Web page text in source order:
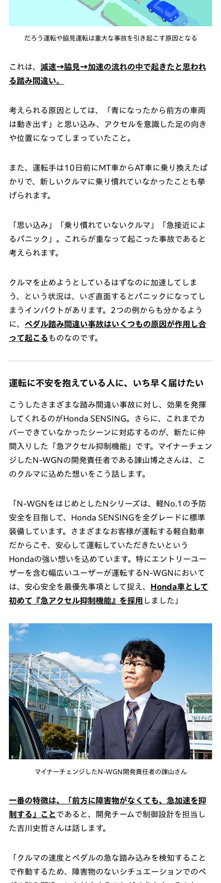
だろう運転や脇見運転は重大な事故を引き起こす原因となる
これは、 減速→脇見→加速の流れの中で起きたと思われ
る踏み間違い。
考えられる原因としては、「青になったから前方の車両
は動き出す」と思い込み、アクセルを意識した足の向き
や位置になってしまっていたこと。
また、運転手は10日前にMT車からAT車に乗り換えたば
かりで、新しいクルマに乗り慣れていなかったことも挙
げられます。
「思い込み」「乗り慣れていないクルマ」「急接近によ
るパニック」。これらが重なって起こった事故であると
考えられます。
クルマを止めようとしているはずなのに加速してしま
う、という状況は、いざ直面するとパニックになってし
まうインパクトがあります。2つの例からも分かるよう
に、 ペダル踏み間違い事故はいくつもの原因が作用し合
って起こる ものなのです。
運転に不安を抱えている人に、いち早く届けたい
こうしたさまざまな踏み間違い事故に対し、効果を発揮
してくれるのがHonda SENSING。さらに、これまでカ
バーできていなかったシーンに対応するのが、新たに仲
間入りした「急アクセル抑制機能」です。マイナーチェン
ジしたN-WGNの開発責任者である諌山博之さんは、こ
のクルマに込めた想いをこう話します。
「N-WGNをはじめとしたNシリーズは、軽No.1の予防
安全を目指して、Honda SENSINGを全グレードに標準
装備しています。さまざまなお客様が運転する軽自動車
だからこそ、安心して運転していただきたいという
Hondaの強い想いを込めています。特にエントリーユー
ザーを含む幅広いユーザーが運転するN-WGNにおいて
は、安心安全を最優先事項として捉え、
Honda車として
初めて『急アクセル抑制機能』を採用 しました」
マイナーチェンジしたN-WGN開発責任者の諌山さん
一番の特徴は、「前方に障害物がなくても、急加速を抑
制する」こと であると、開発チームで制御設計を担当し
た吉川史哲さんは話します。
「クルマの速度とペダルの急な踏み込みを検知すること
で作動するため、障害物のないシチュエーションでのペ